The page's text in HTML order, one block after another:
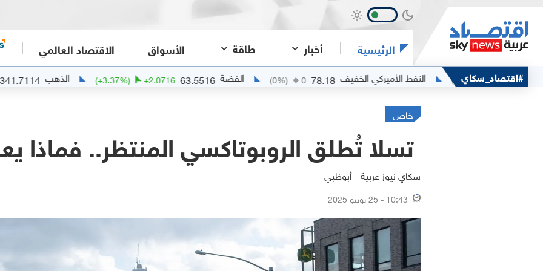
الرئيسية أخبار طاقة الأسواق الاقتصاد العالمي
#اقتصاد_سكاي
(0%) النفط الأميركي الخفيف 78.18
0
(0%) الفضة 63.5516
+2.0716
(+3.37%) الذهب 4341.7114
102.6416
خاص
تسلا تُطلق الروبوتاكسي المنتظر.. فماذا
سكاي نيوز عربية - أبوظبي
10:43 - 25 يونيو 2025